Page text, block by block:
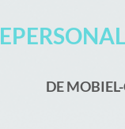
DE